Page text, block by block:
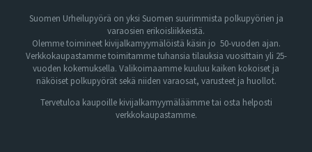
Suomen Urheilupyörä on yksi Suomen suurimmista polkupyörien ja
varaosien erikoisliikkeistä.
Olemme toimineet kivijalkamyymälöistä käsin jo 50-vuoden ajan.
Verkkokaupastamme toimitamme tuhansia tilauksia vuosittain yli 25-
vuoden kokemuksella. Valikoimaamme kuuluu kaiken kokoiset ja
näköiset polkupyörät sekä niiden varaosat, varusteet ja huollot.
Tervetuloa kaupoille kivijalkamyymäläämme tai osta helposti
verkkokaupastamme.